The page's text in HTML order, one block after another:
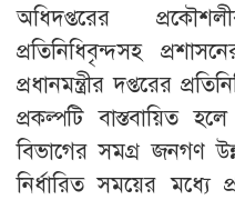
অধিদপ্তরের
প্রতিনিধিবৃন্দসহ
প্রধানমন্ত্রীর দপ্তরের
প্রকল্পটি বাস্তবায়িত
বিভাগের সমগ্র জনগণ
নির্ধারিত সময়ের মধ্যে